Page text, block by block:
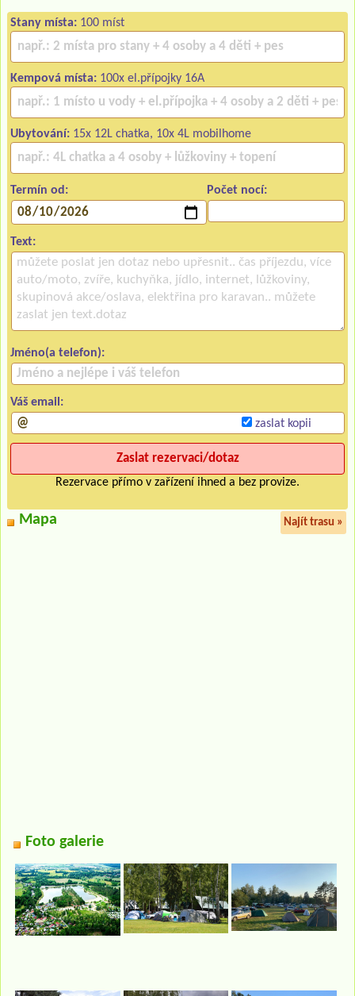
Stany místa: 100 míst
Kempová místa: 100x el.přípojky 16A
Ubytování: 15x 12L chatka, 10x 4L mobilhome
Termín od: Počet nocí:
Text:
Jméno(a telefon):
Váš email:
zaslat kopii
Rezervace přímo v zařízení ihned a bez provize.
Mapa Najít trasu »
Foto galerie